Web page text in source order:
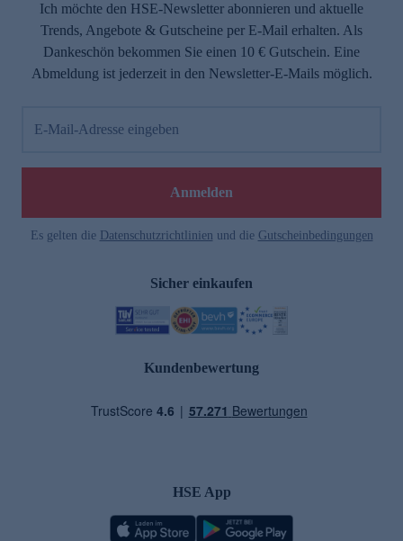
Ich möchte den HSE-Newsletter abonnieren und aktuelle
Trends, Angebote & Gutscheine per E-Mail erhalten. Als
Dankeschön bekommen Sie einen 10 € Gutschein. Eine
Abmeldung ist jederzeit in den Newsletter-E-Mails möglich.
E-Mail-Adresse eingeben
Anmelden
Es gelten die Datenschutzrichtlinien und die Gutscheinbedingungen
Sicher einkaufen
Kundenbewertung
HSE App